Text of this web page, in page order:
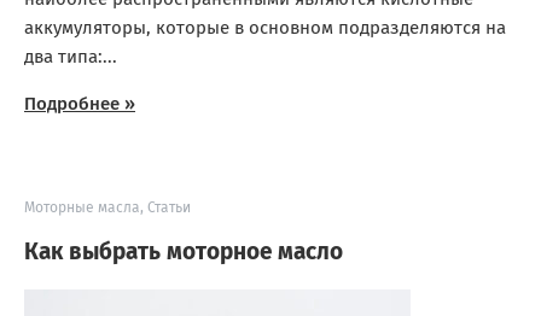
аккумуляторы, которые в основном подразделяются на
два типа:...
Подробнее »
Моторные масла, Статьи
Как выбрать моторное масло